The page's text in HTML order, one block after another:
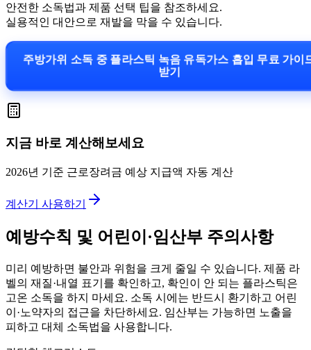
안전한 소독법과 제품 선택 팁을 참조하세요.
실용적인 대안으로 재발을 막을 수 있습니다.
주방가위 소독 중 플라스틱 녹음 유독가스 흡입 무료 가이
받기
지금 바로 계산해보세요
2026년 기준 근로장려금 예상 지급액 자동 계산
계산기 사용하기
예방수칙 및 어린이·임산부 주의사항
미리 예방하면 불안과 위험을 크게 줄일 수 있습니다. 제품 라
벨의 재질·내열 표기를 확인하고, 확인이 안 되는 플라스틱은
고온 소독을 하지 마세요. 소독 시에는 반드시 환기하고 어린
이·노약자의 접근을 차단하세요. 임산부는 가능하면 노출을
피하고 대체 소독법을 사용합니다.